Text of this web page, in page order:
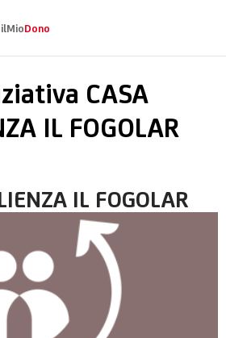
ilMioDono
CASA
IL FOGOLAR
IL FOGOLAR